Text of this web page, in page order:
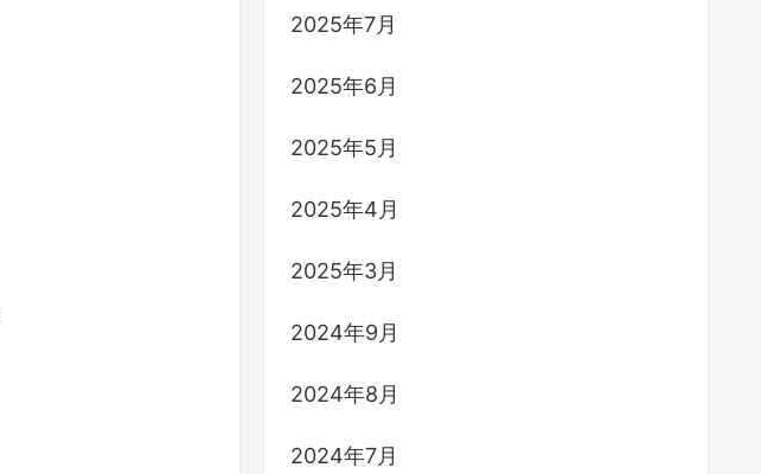
2025年7月
2025年6月
2025年5月
2025年4月
2025年3月
2024年9月
2024年8月
2024年7月